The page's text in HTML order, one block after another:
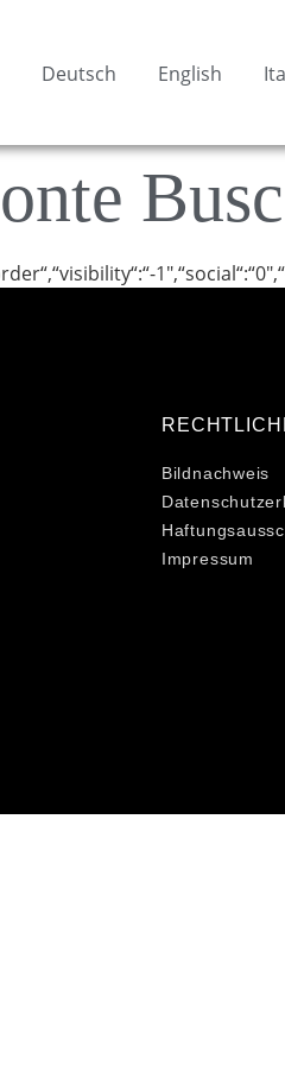
Deutsch English
Bildnachweis
Impressum